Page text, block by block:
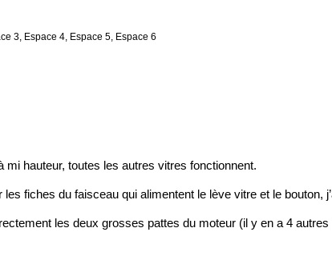
3, Espace 4, Espace 5, Espace 6
hauteur, toutes les autres vitres fonctionnent.
fiches du faisceau qui alimentent le lève vitre et le bouton,
les deux grosses pattes du moteur (il y en a 4